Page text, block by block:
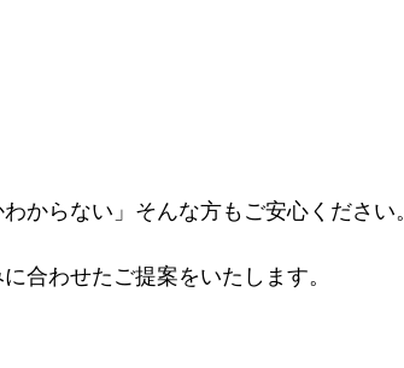
からない」そんな方もご安心ください。
合わせたご提案をいたします。